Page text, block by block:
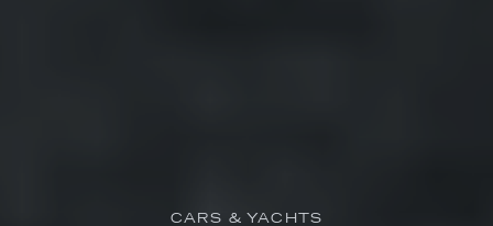
CARS & YACHTS